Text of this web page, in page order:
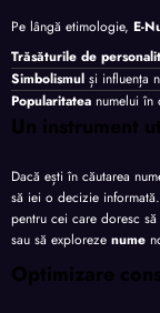
Pe lângă etimologie, E-
Trăsăturile de
Simbolismul și influența
Popularitatea numelui
Un instrument
Dacă ești în căutarea
să iei o decizie
pentru cei care doresc
sau să exploreze nume
Optimizare